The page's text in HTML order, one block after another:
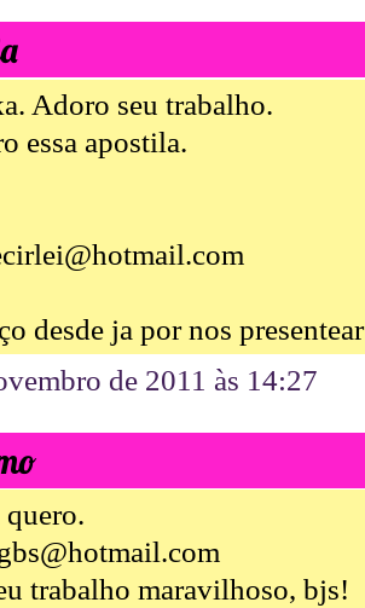
Adoro seu trabalho.
essa apostila.
desde ja por nos
de 2011 às 14:27
trabalho maravilhoso, bjs!